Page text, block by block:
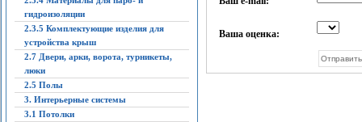
гидроизоляции
2.3.5 Комплектующие изделия для
устройства крыш
2.7 Двери, арки, ворота, турникеты,
люки
2.5 Полы
3. Интерьерные системы
3.1 Потолки
Ваша оценка: